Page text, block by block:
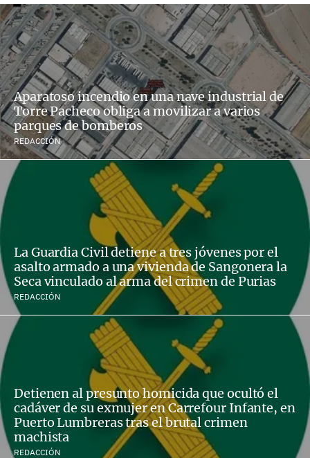
Aparatoso incendio en una nave industrial de
Torre Pacheco obliga a movilizar a varios
parques de bomberos
REDACCIÓN
La Guardia Civil detiene a tres jóvenes por el
asalto armado a una vivienda de Sangonera la
Seca vinculado al arma del crimen de Purias
REDACCIÓN
Detienen al presunto homicida que ocultó el
cadáver de su exmujer en Carrefour Infante, en
Puerto Lumbreras tras el brutal crimen
machista
REDACCIÓN